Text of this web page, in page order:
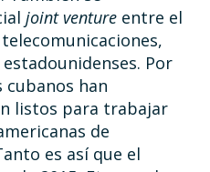
joint venture entre el
Por
han
listos para trabajar
de
es así que el